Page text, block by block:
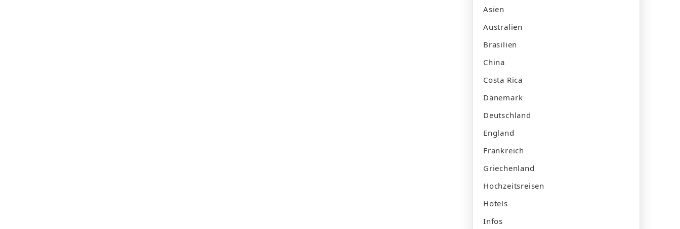
Asien
Australien
Brasilien
China
Costa Rica
Dänemark
Deutschland
England
Frankreich
Griechenland
Hochzeitsreisen
Hotels
Infos